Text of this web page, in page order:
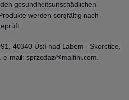
gesundheitsunschädlichen
werden sorgfältig nach
40340 Ústí nad Labem - Skorotice,
e-mail: sprzedaz@malfini.com,